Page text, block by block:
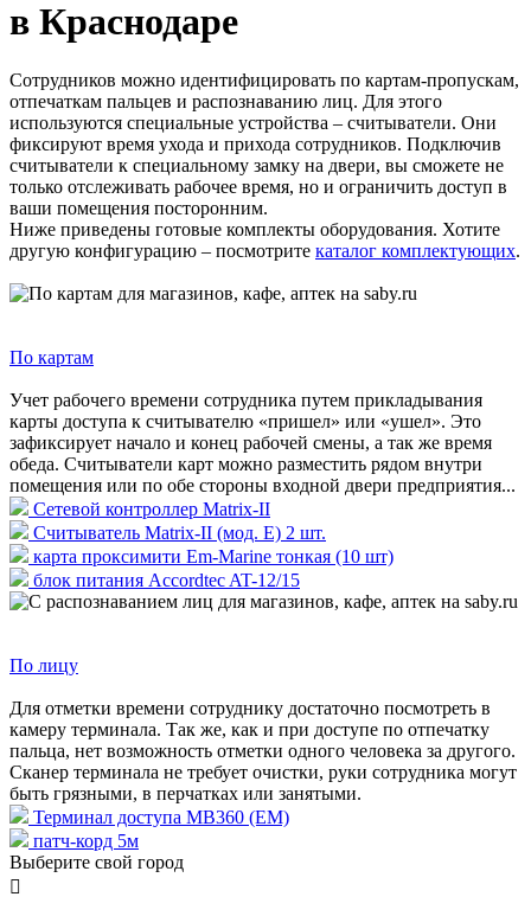
в Краснодаре
Сотрудников можно идентифицировать по картам-пропускам,
отпечаткам пальцев и распознаванию лиц. Для этого
используются специальные устройства – считыватели. Они
фиксируют время ухода и прихода сотрудников. Подключив
считыватели к специальному замку на двери, вы сможете не
только отслеживать рабочее время, но и ограничить доступ в
ваши помещения посторонним.
Ниже приведены готовые комплекты оборудования. Хотите
другую конфигурацию – посмотрите каталог комплектующих.
По картам
Учет рабочего времени сотрудника путем прикладывания
карты доступа к считывателю «пришел» или «ушел». Это
зафиксирует начало и конец рабочей смены, а так же время
обеда. Считыватели карт можно разместить рядом внутри
помещения или по обе стороны входной двери предприятия...
Сетевой контроллер Matrix-II
Считыватель Matrix-II (мод. Е) 2 шт.
карта проксимити Em-Marine тонкая (10 шт)
блок питания Accordtec AT-12/15
По лицу
Для отметки времени сотруднику достаточно посмотреть в
камеру терминала. Так же, как и при доступе по отпечатку
пальца, нет возможность отметки одного человека за другого.
Сканер терминала не требует очистки, руки сотрудника могут
быть грязными, в перчатках или занятыми.
Терминал доступа MB360 (EM)
патч-корд 5м
Выберите свой город
